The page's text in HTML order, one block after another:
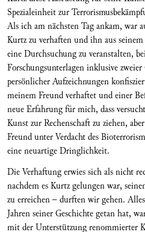
Spezialeinheit zur
Als ich am nächsten Tag ankam, war
Kurtz zu verhaften und ihn aus
eine Durchsuchung zu veranstalten,
Forschungsunterlagen inklusive
persönlicher Aufzeichnungen
meinem Freund verhaftet und einer
neue Erfahrung für mich, dass
Kunst zur Rechenschaft zu ziehen,
Freund unter Verdacht des
eine neuartige Dringlichkeit.
Die Verhaftung erwies sich als nicht
nachdem es Kurtz gelungen war,
zu erreichen – durften wir gehen.
Jahren seiner Geschichte getan hat,
mit der Unterstützung renommierter